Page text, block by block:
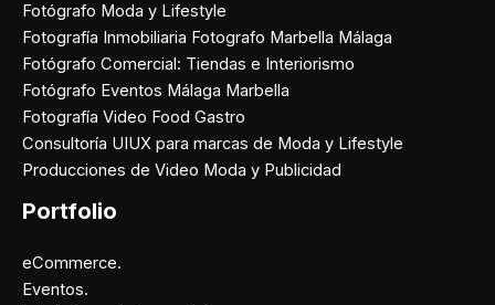
Fotógrafo Moda y Lifestyle
Fotografía Inmobiliaria Fotografo Marbella Málaga
Fotógrafo Comercial: Tiendas e Interiorismo
Fotógrafo Eventos Málaga Marbella
Fotografía Video Food Gastro
Consultoría UIUX para marcas de Moda y Lifestyle
Producciones de Video Moda y Publicidad
Portfolio
eCommerce.
Eventos.